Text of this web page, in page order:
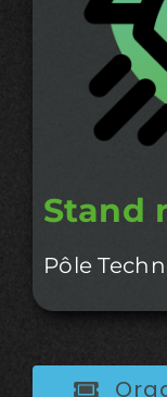
Stand
Pôle